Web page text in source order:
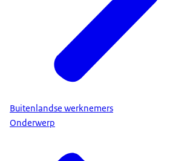
Buitenlandse werknemers
Onderwerp